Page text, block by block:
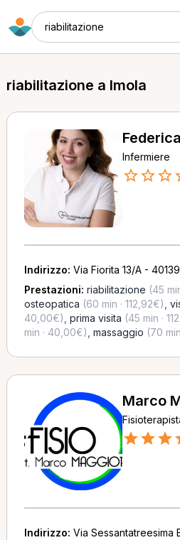
riabilitazione
riabilitazione a Imola
Infermiere
Indirizzo: Via Fiorita 13/A -
Prestazioni: riabilitazione (45
osteopatica (60 min · 112,92€)
40,00€) prima visita (45 min ·
min · 40,00€) massaggio (70
Marco
Indirizzo: Via Sessantatreesima